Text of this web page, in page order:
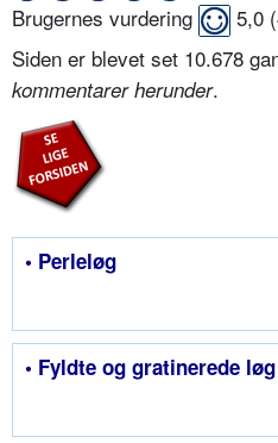
Brugernes vurdering 5,0 (
Siden er blevet set 10.678
kommentarer herunder.
• Perleløg
• Fyldte og gratinerede løg